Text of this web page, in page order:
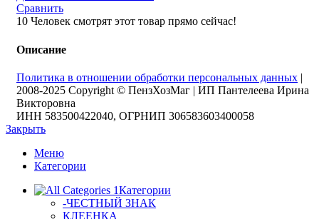
Сравнить
10 Человек смотрят этот товар прямо сейчас!
Описание
Политика в отношении обработки персональных данных |
2008-2025 Copyright © ПензХозМаг | ИП Пантелеева Ирина
Викторовна
ИНН 583500422040, ОГРНИП 306583603400058
Закрыть
Меню
Категории
Категории
-ЧЕСТНЫЙ ЗНАК
КЛЕЕНКА